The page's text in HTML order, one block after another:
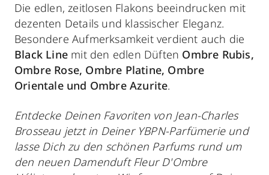
Die edlen, zeitlosen Flakons beeindrucken mit
dezenten Details und klassischer Eleganz.
Besondere Aufmerksamkeit verdient auch die
Black Line mit den edlen Düften Ombre Rubis,
Ombre Rose, Ombre Platine, Ombre
Orientale und Ombre Azurite.
Entdecke Deinen Favoriten von Jean-Charles
Brosseau jetzt in Deiner YBPN-Parfümerie und
lasse Dich zu den schönen Parfums rund um
den neuen Damenduft Fleur D'Ombre